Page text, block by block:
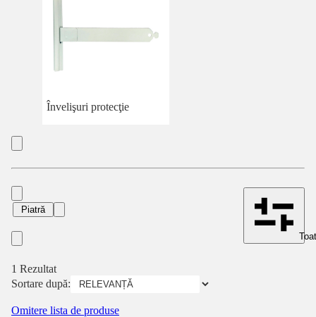
Învelişuri protecţie
Piatră
1 Rezultat
Sortare după:
Omitere lista de produse